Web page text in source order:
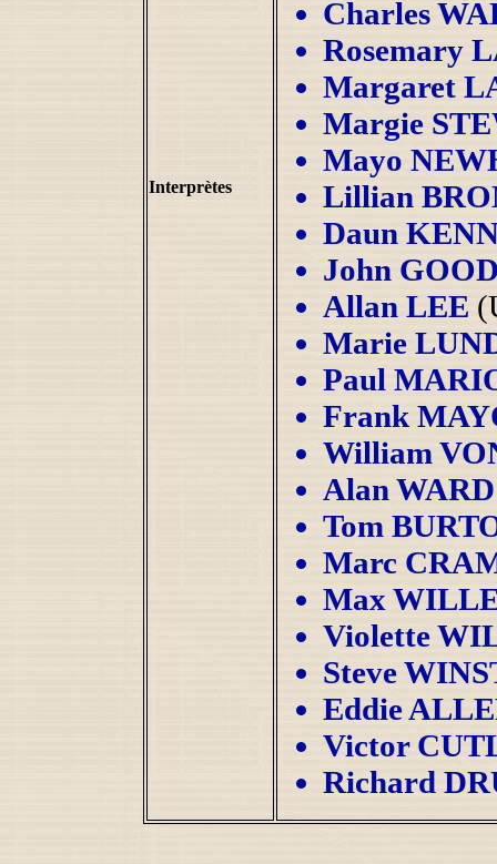
Interprètes
Charles
Rosemary
Margaret
Margie
Mayo
Lillian
Daun
John
Allan LEE
Marie
Paul
Frank
William
Alan WARD
Tom
Marc
Max
Violette
Steve
Eddie
Victor
Richard